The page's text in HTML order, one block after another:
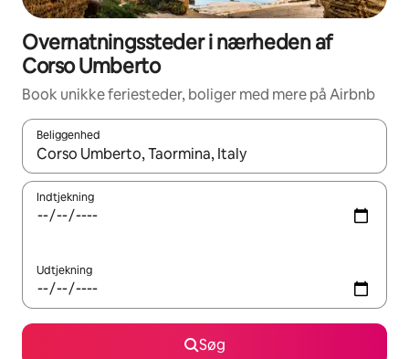
Overnatningssteder i nærheden af
Corso Umberto
Book unikke feriesteder, boliger med mere på Airbnb
Beliggenhed
Når resultaterne er tilgængelige, skal du navigere med
Indtjekning
Udtjekning
Søg